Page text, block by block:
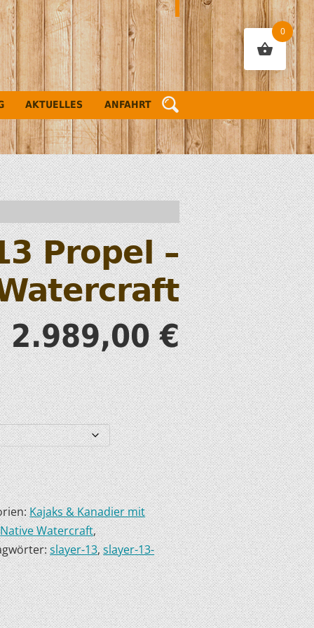
AKTUELLES ANFAHRT
Propel –
2.989,00€
Kajaks & Kanadier mit
Native Watercraft,
slayer-13,slayer-13-
0